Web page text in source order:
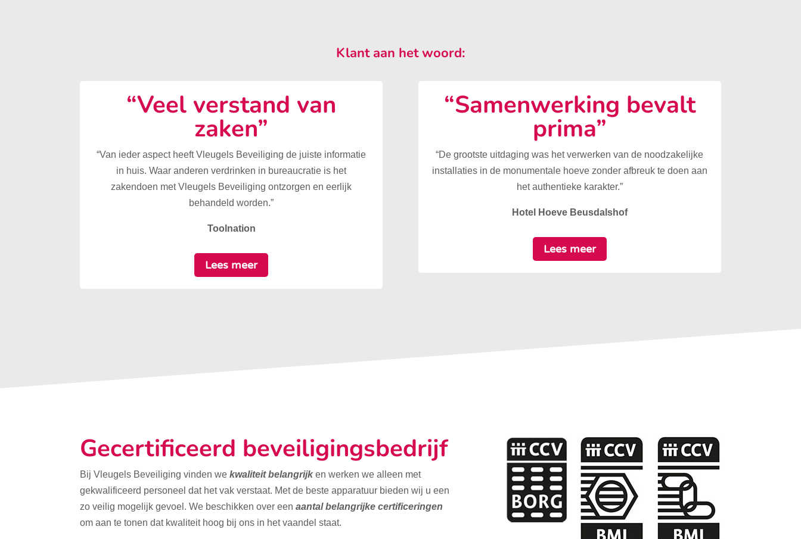
Klant aan het woord:
“Veel verstand van
zaken”
“Van ieder aspect heeft Vleugels Beveiliging de juiste informatie
in huis. Waar anderen verdrinken in bureaucratie is het
zakendoen met Vleugels Beveiliging ontzorgen en eerlijk
behandeld worden.”
Toolnation
Lees meer
“Samenwerking bevalt
prima”
“De grootste uitdaging was het verwerken van de noodzakelijke
installaties in de monumentale hoeve zonder afbreuk te doen aan
het authentieke karakter.”
Hotel Hoeve Beusdalshof
Lees meer
Gecertificeerd beveiligingsbedrijf
Bij Vleugels Beveiliging vinden wekwaliteit belangrijk en werken we alleen met
gekwalificeerd personeel dat het vak verstaat. Met de beste apparatuur bieden wij u een
zo veilig mogelijk gevoel. We beschikken over eenaantal belangrijke certificeringen
om aan te tonen dat kwaliteit hoog bij ons in het vaandel staat.